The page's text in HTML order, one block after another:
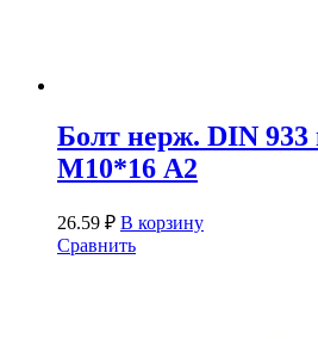
Болт нерж. DIN 933
М10*16 А2
26.59 ₽ В корзину
Сравнить